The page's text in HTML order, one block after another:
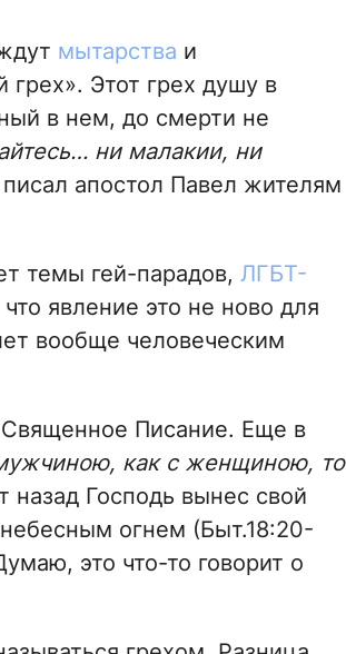
мытарства и
грех». Этот грех душу в
в нем, до смерти не
ни малакии, ни
писал апостол Павел жителям
темы гей-парадов, ЛГБТ-
явление это не ново для
вообще человеческим
Священное Писание. Еще в
как с женщиною, то
Господь вынес свой
огнем (Быт.18:20-
это что-то говорит о